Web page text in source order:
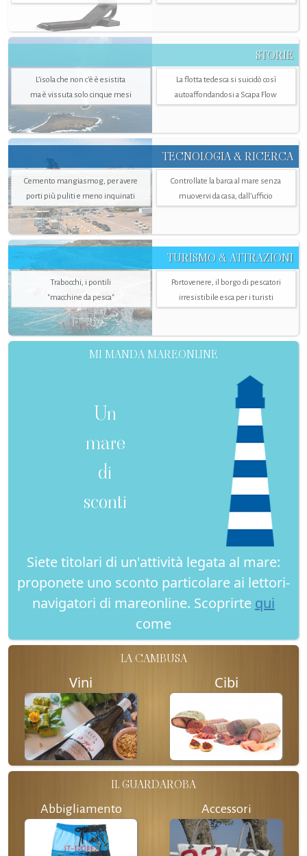
STORIE
L’isola che non c'è è esistita
ma è vissuta solo cinque mesi
La flotta tedesca si suicidò così
autoaffondandosi a Scapa Flow
TECNOLOGIA & RICERCA
Cemento mangiasmog, per avere
porti più puliti e meno inquinati
Controllate la barca al mare senza
muovervi da casa, dall’ufficio
TURISMO & ATTRAZIONI
Trabocchi, i pontili
"macchine da pesca"
Portovenere, il borgo di pescatori
irresistibile esca per i turisti
MI MANDA MAREONLINE
Un
mare
di
sconti
Siete titolari di un'attività legata al mare:
proponete uno sconto particolare ai lettori-
navigatori di mareonline. Scoprirte qui
come
LA CAMBUSA
Vini Cibi
IL GUARDAROBA
Abbigliamento Accessori